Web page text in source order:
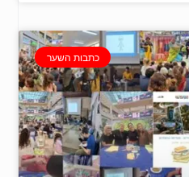
כתבות השער